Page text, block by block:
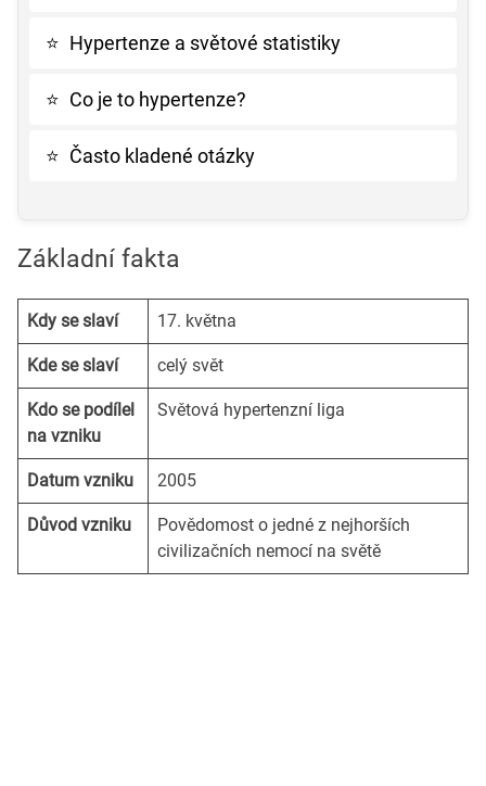
⭐ Hypertenze a světové statistiky
⭐ Co je to hypertenze?
⭐ Často kladené otázky
Základní fakta
Kdy se slaví 17. května
Kde se slaví celý svět
Kdo se podílel
na vzniku
Světová hypertenzní liga
Datum vzniku 2005
Důvod vzniku
Povědomost o jedné z nejhorších
civilizačních nemocí na světě